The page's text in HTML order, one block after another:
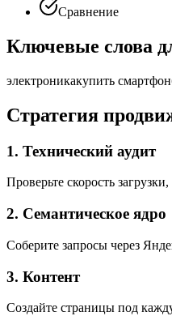
Сравнение
Ключевые слова
электроникакупить смартфон
Стратегия
1. Технический аудит
Проверьте скорость
2. Семантическое ядро
Соберите запросы через
3. Контент
Создайте страницы под